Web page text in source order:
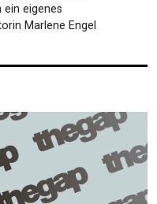
eigenes
Marlene Engel